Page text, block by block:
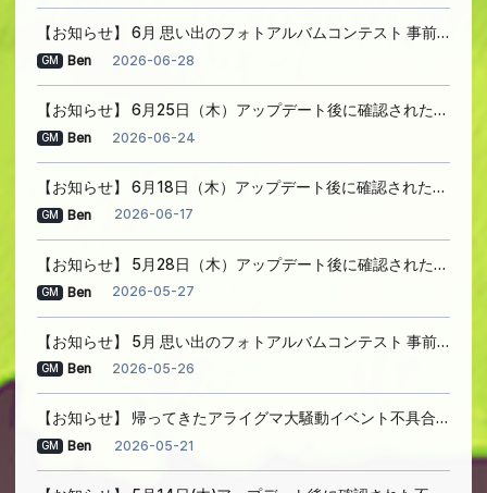
【お知らせ】 6月 思い出のフォトアルバムコンテスト 事前のお知らせ
GM Ben 2026-06-28
【お知らせ】 6月25日（木）アップデート後に確認された問題のご案内
GM Ben 2026-06-24
【お知らせ】 6月18日（木）アップデート後に確認された問題のご案内
GM Ben 2026-06-17
【お知らせ】 5月28日（木）アップデート後に確認された問題のご案内
GM Ben 2026-05-27
【お知らせ】 5月 思い出のフォトアルバムコンテスト 事前のお知らせ
GM Ben 2026-05-26
【お知らせ】 帰ってきたアライグマ大騒動イベント不具合案内
GM Ben 2026-05-21